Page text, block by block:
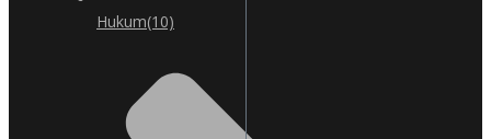
Hukum(10)